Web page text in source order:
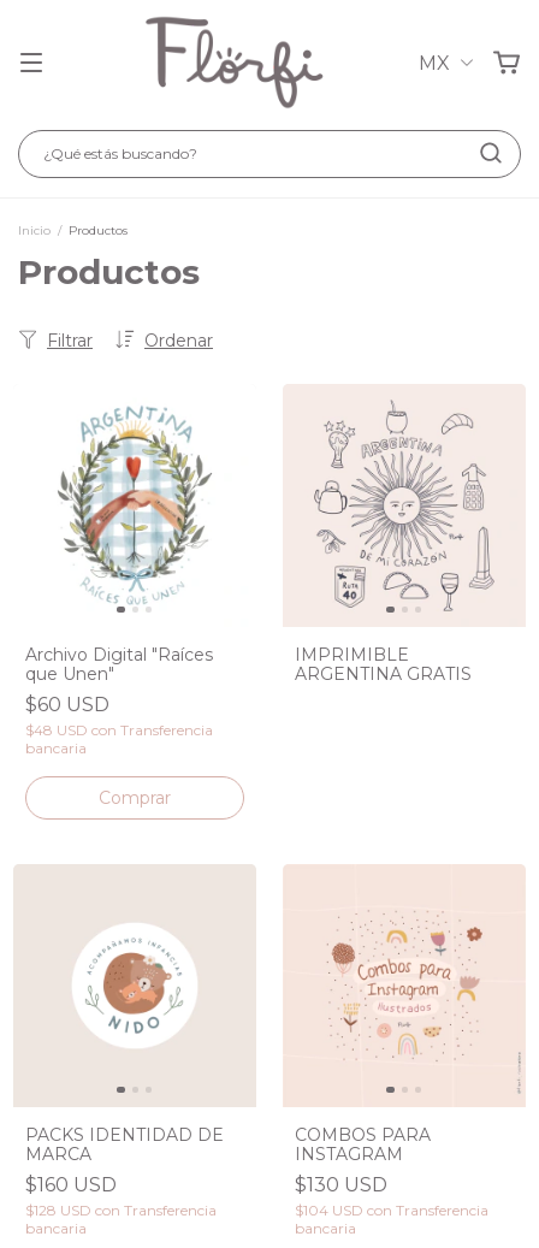
MX
Inicio / Productos
Productos
Ordenar
Filtrar
Archivo Digital "Raíces
que Unen"
$60 USD
$48 USD con Transferencia
bancaria
IMPRIMIBLE
ARGENTINA GRATIS
PACKS IDENTIDAD DE
MARCA
$160 USD
$128 USD con Transferencia
bancaria
COMBOS PARA
INSTAGRAM
$130 USD
$104 USD con Transferencia
bancaria